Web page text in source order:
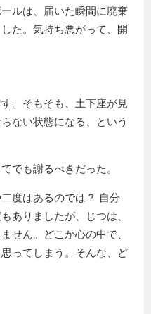
ルは、届いた瞬間に廃棄
た。気持ち悪がって、開
。そもそも、土下座が見
ない状態になる、という
でも謝るべきだった。
度はあるのでは？ 自分
ありましたが、じつは、
せん。どこか心の中で、
ってしまう。そんな、ど